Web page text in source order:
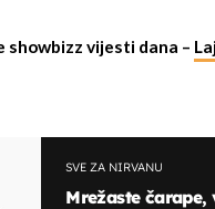
showbizz vijesti dana –
SVE ZA NIRVANU
Mrežaste čarape,